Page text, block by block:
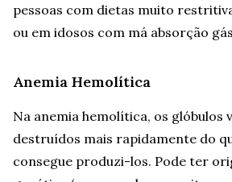
pessoas com dietas muito
ou em idosos com má absorção
Anemia Hemolítica
Na anemia hemolítica, os glóbulos
destruídos mais rapidamente do
consegue produzi-los. Pode ter